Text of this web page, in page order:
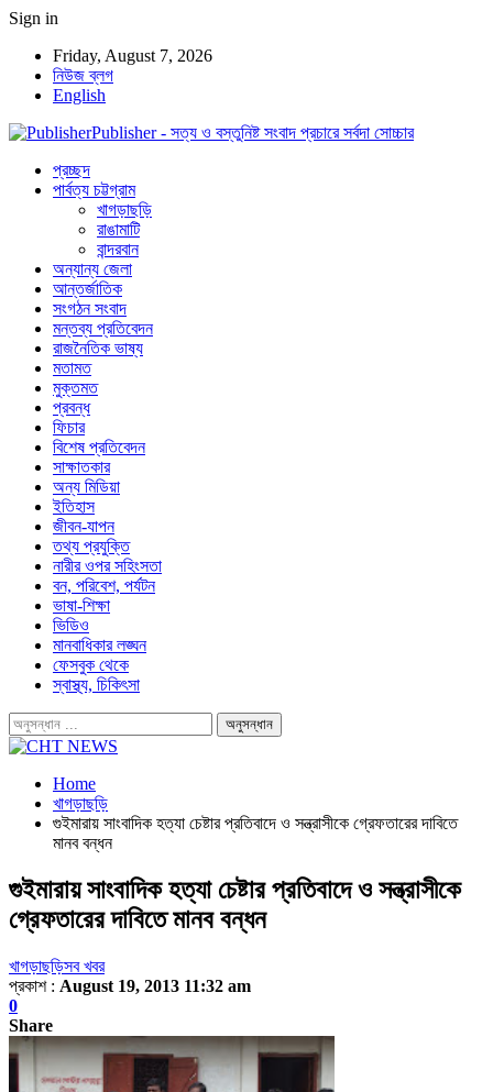
Sign in
Friday, August 7, 2026
নিউজ ব্লগ
English
Publisher - সত্য ও বস্তুনিষ্ট সংবাদ প্রচারে সর্বদা সোচ্চার
প্রচ্ছদ
পার্বত্য চট্টগ্রাম
খাগড়াছড়ি
রাঙামাটি
বান্দরবান
অন্যান্য জেলা
আন্তর্জাতিক
সংগঠন সংবাদ
মন্তব্য প্রতিবেদন
রাজনৈতিক ভাষ্য
মতামত
মুক্তমত
প্রবন্ধ
ফিচার
বিশেষ প্রতিবেদন
সাক্ষাতকার
অন্য মিডিয়া
ইতিহাস
জীবন-যাপন
তথ্য প্রযুক্তি
নারীর ওপর সহিংসতা
বন, পরিবেশ, পর্যটন
ভাষা-শিক্ষা
ভিডিও
মানবাধিকার লঙ্ঘন
ফেসবুক থেকে
স্বাস্থ্য, চিকিৎসা
Home
খাগড়াছড়ি
গুইমারায় সাংবাদিক হত্যা চেষ্টার প্রতিবাদে ও সন্ত্রাসীকে গ্রেফতারের দাবিতে
মানব বন্ধন
গুইমারায় সাংবাদিক হত্যা চেষ্টার প্রতিবাদে ও সন্ত্রাসীকে
গ্রেফতারের দাবিতে মানব বন্ধন
খাগড়াছড়িসব খবর
প্রকাশ : August 19, 2013 11:32 am
0
Share